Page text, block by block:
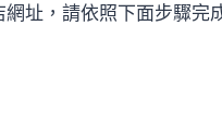
址，請依照下面步驟完